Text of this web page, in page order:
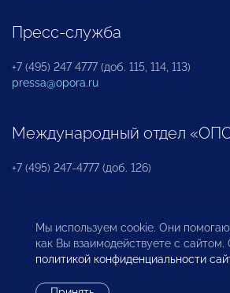
Пресс-служба
+7 (495) 247 4777 (доб. 115, 114, 113)
pressa@opora.ru
Международный отдел
+7 (495) 247-4777 (доб. 126)
Бюро по защите прав
инвесторов
Мы используем cookie. Они
как Вы взаимодействуете с сайтом.
политикой конфиденциальности